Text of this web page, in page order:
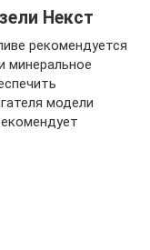
Некст
рекомендуется
минеральное
модели